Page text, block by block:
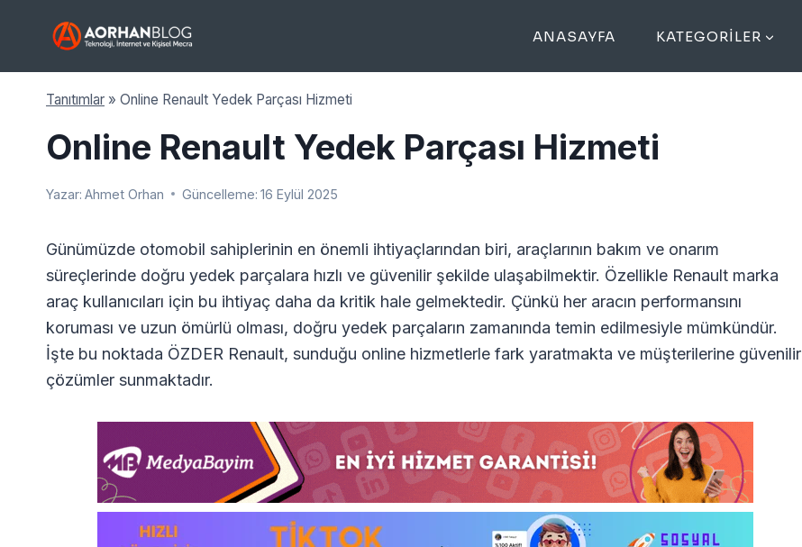
ANASAYFA KATEGORILER
Tanıtımlar » Online Renault Yedek Parçası Hizmeti
Online Renault Yedek Parçası Hizmeti
Yazar: Ahmet Orhan Güncelleme: 16 Eylül 2025
Günümüzde otomobil sahiplerinin en önemli ihtiyaçlarından biri, araçlarının bakım ve onarım
süreçlerinde doğru yedek parçalara hızlı ve güvenilir şekilde ulaşabilmektir. Özellikle Renault marka
araç kullanıcıları için bu ihtiyaç daha da kritik hale gelmektedir. Çünkü her aracın performansını
koruması ve uzun ömürlü olması, doğru yedek parçaların zamanında temin edilmesiyle mümkündür.
İşte bu noktada ÖZDER Renault, sunduğu online hizmetlerle fark yaratmakta ve müşterilerine güvenilir
çözümler sunmaktadır.